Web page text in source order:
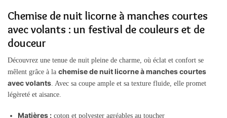
Chemise de nuit licorne à manches courtes
avec volants : un festival de couleurs et de
douceur
Découvrez une tenue de nuit pleine de charme, où éclat et confort se
mêlent grâce à la chemise de nuit licorne à manches courtes
avec volants. Avec sa coupe ample et sa texture fluide, elle promet
légèreté et aisance.
Matières : coton et polyester agréables au toucher